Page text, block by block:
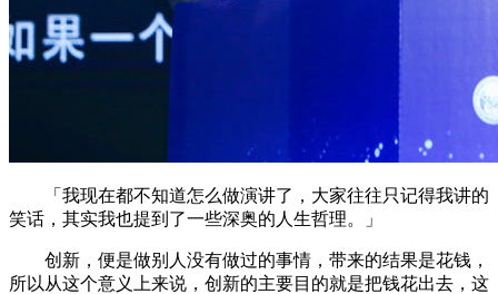
「我现在都不知道怎么做演讲了，大家往往只记得我讲的
笑话，其实我也提到了一些深奥的人生哲理。」
创新，便是做别人没有做过的事情，带来的结果是花钱，
所以从这个意义上来说，创新的主要目的就是把钱花出去，这